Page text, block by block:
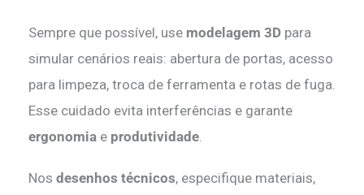
Sempre que possível, use modelagem 3D para
simular cenários reais: abertura de portas, acesso
para limpeza, troca de ferramenta e rotas de fuga.
Esse cuidado evita interferências e garante
ergonomia e produtividade.
Nos desenhos técnicos, especifique materiais,